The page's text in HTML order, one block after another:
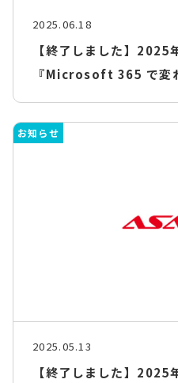
2025.06.18
【終了しました】2025
『Microsoft 365 で変
お知らせ
2025.05.13
【終了しました】